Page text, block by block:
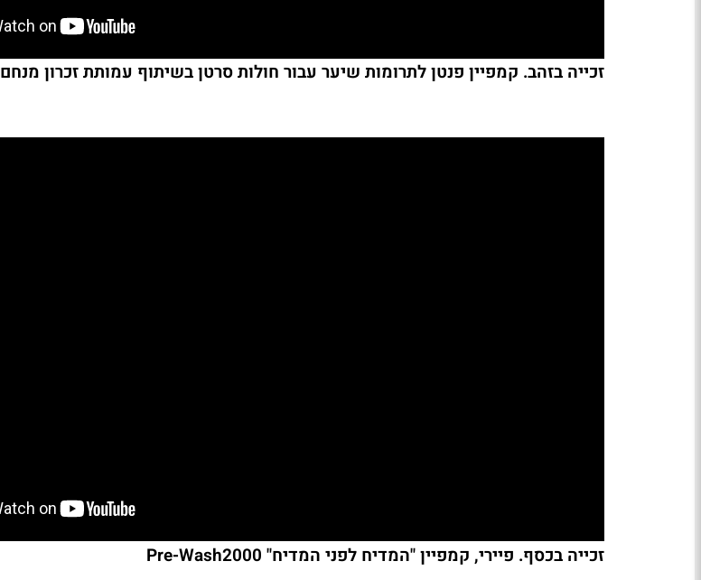
זכייה בזהב. קמפיין פנטן לתרומות שיער עבור חולות סרטן בשיתוף עמותת זכרון מנחם
זכייה בכסף. פיירי, קמפיין "המדיח לפני המדיח" Pre-Wash2000